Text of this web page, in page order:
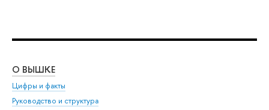
О ВЫШКЕ
Цифры и факты
Руководство и структура